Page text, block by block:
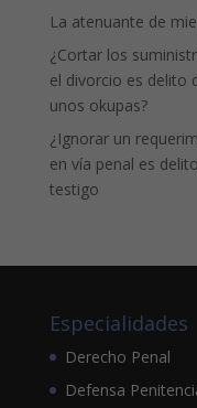
La atenuante de
¿Cortar los
el divorcio es delito
unos okupas?
¿Ignorar un
en vía penal es
testigo
Especialidades
Derecho Penal
Defensa